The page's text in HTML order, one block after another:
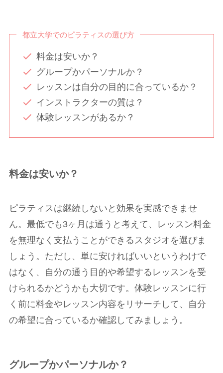
都立大学でのピラティスの選び方
料金は安いか？
グループかパーソナルか？
レッスンは自分の目的に合っているか？
インストラクターの質は？
体験レッスンがあるか？
料金は安いか？
ピラティスは継続しないと効果を実感できませ
ん。最低でも3ヶ月は通うと考えて、レッスン料金
を無理なく支払うことができるスタジオを選びま
しょう。ただし、単に安ければいいというわけで
はなく、自分の通う目的や希望するレッスンを受
けられるかどうかも大切です。体験レッスンに行
く前に料金やレッスン内容をリサーチして、自分
の希望に合っているか確認してみましょう。
グループかパーソナルか？